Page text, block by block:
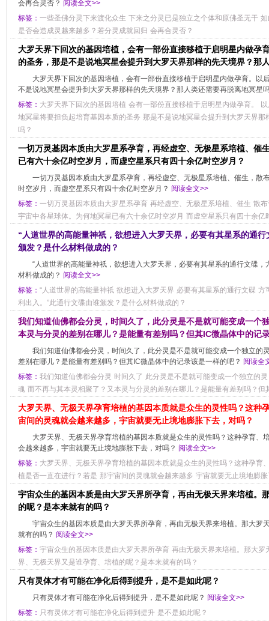
会再合灵否？ 阅读全文>>
标签： 一些圣佛分灵下来渡化众生 下来之分灵已是独立之个体和原佛圣无干 如
是否会造成灵越来越多？若分灵成就回归 会再合灵否？
大罗天界下回次的基因培植，会有一部份直接移植于启明星内做孕
的圣务，那是不是说地冥星会提升到大罗天界那样的先天境界？那
大罗天界下回次的基因培植，会有一部份直接移植于启明星内做孕育。以
不是说地冥星会提升到大罗天界那样的先天境界？那人类还需要再脱离地冥星
标签： 大罗天界下回次的基因培植 会有一部份直接移植于启明星内做孕育。
地冥星将要担负起培育基因本质的圣务 那是不是说地冥星会提升到大罗天界
吗？
一切万灵基因本质由大罗星系孕育，再经虚空、无极星系培植、催
已有六十余亿时空岁月，而虚空星系只有四十余亿时空岁月？
一切万灵基因本质由大罗星系孕育，再经虚空、无极星系培植、催生，散
时空岁月，而虚空星系只有四十余亿时空岁月？ 阅读全文>>
标签： 一切万灵基因本质由大罗星系孕育 再经虚空、无极星系培植、催生 散布
宇宙中各星球体。为何地冥星已有六十余亿时空岁月 而虚空星系只有四十余亿
“人道世界的高能量神祇，欲想进入大罗天界，必要有其星系的通
颁发？是什么材料做成的？
“人道世界的高能量神祇，欲想进入大罗天界，必要有其星系的通行文碟
材料做成的？ 阅读全文>>
标签： “人道世界的高能量神祇 欲想进入大罗天界 必要有其星系的通行文碟 方
利出入。”此通行文碟由谁颁发？是什么材料做成的？
我们知道仙佛都会分灵，时间久了，此分灵是不是就可能变成一个
本灵与分灵的差别在哪儿？是能量有差别吗？但其IC微晶体中的记
我们知道仙佛都会分灵，时间久了，此分灵是不是就可能变成一个独立的
差别在哪儿？是能量有差别吗？但其IC微晶体中的记录该是一样的吧？ 阅读全
标签： 我们知道仙佛都会分灵 时间久了 此分灵是不是就可能变成一个独立的灵
魂 而不再与其本灵相聚了？又本灵与分灵的差别在哪儿？是能量有差别吗？
大罗天界、无极天界孕育培植的基因本质就是众生的灵性吗？这种
宙间的灵魂就会越来越多，宇宙就要无止境地膨胀下去，对吗？
大罗天界、无极天界孕育培植的基因本质就是众生的灵性吗？这种孕育、
会越来越多，宇宙就要无止境地膨胀下去，对吗？ 阅读全文>>
标签： 大罗天界、无极天界孕育培植的基因本质就是众生的灵性吗？这种孕育
植是否一直在进行？若是 那宇宙间的灵魂就会越来越多 宇宙就要无止境地膨胀
宇宙众生的基因本质是由大罗天界所孕育，再由无极天界来培植。
的呢？是本来就有的吗？
宇宙众生的基因本质是由大罗天界所孕育，再由无极天界来培植。那大罗
就有的吗？ 阅读全文>>
标签： 宇宙众生的基因本质是由大罗天界所孕育 再由无极天界来培植。那大罗
界、无极天界又是谁孕育、培植的呢？是本来就有的吗？
只有灵体才有可能在净化后得到提升，是不是如此呢？
只有灵体才有可能在净化后得到提升，是不是如此呢？ 阅读全文>>
标签： 只有灵体才有可能在净化后得到提升 是不是如此呢？